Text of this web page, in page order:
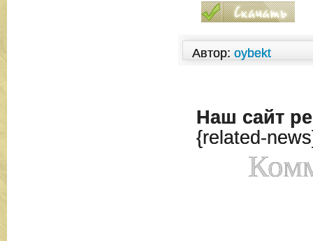
Автор: oybekt
Наш сайт
{related-